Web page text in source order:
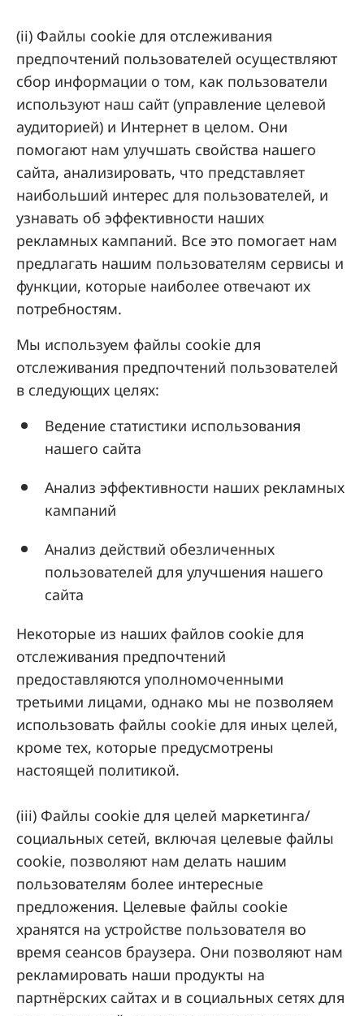
(ii) Файлы cookie для отслеживания
предпочтений пользователей осуществляют
сбор информации о том, как пользователи
используют наш сайт (управление целевой
аудиторией) и Интернет в целом. Они
помогают нам улучшать свойства нашего
сайта, анализировать, что представляет
наибольший интерес для пользователей, и
узнавать об эффективности наших
рекламных кампаний. Все это помогает нам
предлагать нашим пользователям сервисы и
функции, которые наиболее отвечают их
потребностям.
Мы используем файлы cookie для
отслеживания предпочтений пользователей
в следующих целях:
Ведение статистики использования
нашего сайта
Анализ эффективности наших рекламных
кампаний
Анализ действий обезличенных
пользователей для улучшения нашего
сайта
Некоторые из наших файлов cookie для
отслеживания предпочтений
предоставляются уполномоченными
третьими лицами, однако мы не позволяем
использовать файлы cookie для иных целей,
кроме тех, которые предусмотрены
настоящей политикой.
(iii) Файлы cookie для целей маркетинга/
социальных сетей, включая целевые файлы
cookie, позволяют нам делать нашим
пользователям более интересные
предложения. Целевые файлы cookie
хранятся на устройстве пользователя во
время сеансов браузера. Они позволяют нам
рекламировать наши продукты на
партнёрских сайтах и в социальных сетях для